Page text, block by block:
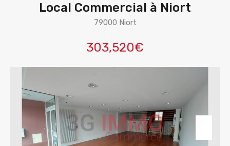
Local Commercial à Niort
79000 Niort
303,520€